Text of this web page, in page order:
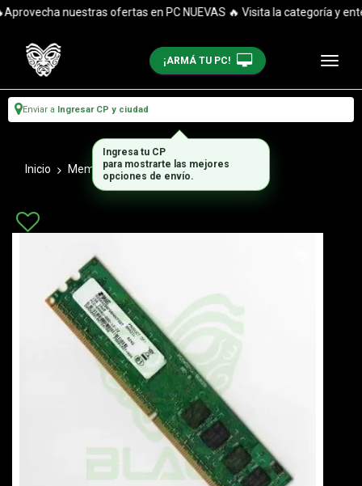
nuestras ofertas en PC NUEVAS 🔥 Visita la categoría y
¡ARMÁ TU PC!
Enviar a Ingresar CP y ciudad
Inicio Memorias Ram Ddr 3
Ingresa tu CP
para mostrarte las mejores
opciones de envío.